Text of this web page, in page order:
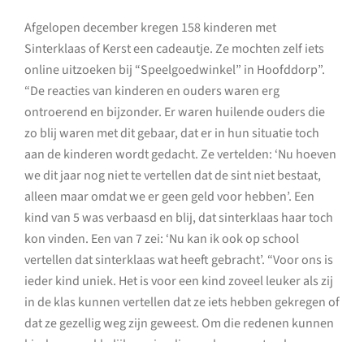
Afgelopen december kregen 158 kinderen met
Sinterklaas of Kerst een cadeautje. Ze mochten zelf iets
online uitzoeken bij “Speelgoedwinkel” in Hoofddorp”.
“De reacties van kinderen en ouders waren erg
ontroerend en bijzonder. Er waren huilende ouders die
zo blij waren met dit gebaar, dat er in hun situatie toch
aan de kinderen wordt gedacht. Ze vertelden: ‘Nu hoeven
we dit jaar nog niet te vertellen dat de sint niet bestaat,
alleen maar omdat we er geen geld voor hebben’. Een
kind van 5 was verbaasd en blij, dat sinterklaas haar toch
kon vinden. Een van 7 zei: ‘Nu kan ik ook op school
vertellen dat sinterklaas wat heeft gebracht’. “Voor ons is
ieder kind uniek. Het is voor een kind zoveel leuker als zij
in de klas kunnen vertellen dat ze iets hebben gekregen of
dat ze gezellig weg zijn geweest. Om die redenen kunnen